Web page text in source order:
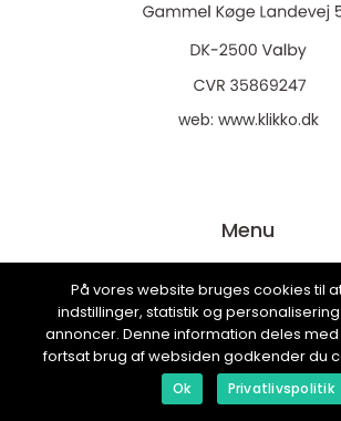
web: www.klikko.dk
Menu
Annonsering
Om oss
Cookies
Kontakta oss
På vores website bruges cookies til
indstillinger, statistik og
annoncer. Denne information deles
fortsat brug af websiden godkender du
Ok Privatlivspolitik